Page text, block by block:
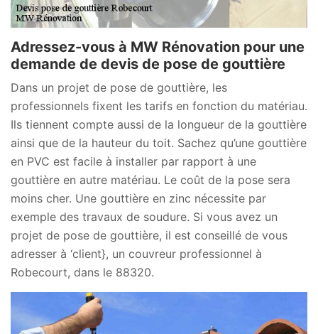
Adressez-vous à MW Rénovation pour une
demande de devis de pose de gouttière
Dans un projet de pose de gouttière, les
professionnels fixent les tarifs en fonction du matériau.
Ils tiennent compte aussi de la longueur de la gouttière
ainsi que de la hauteur du toit. Sachez qu’une gouttière
en PVC est facile à installer par rapport à une
gouttière en autre matériau. Le coût de la pose sera
moins cher. Une gouttière en zinc nécessite par
exemple des travaux de soudure. Si vous avez un
projet de pose de gouttière, il est conseillé de vous
adresser à ‘client}, un couvreur professionnel à
Robecourt, dans le 88320.